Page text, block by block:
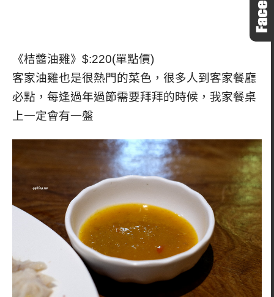
《桔醬油雞》$:220(單點價)
客家油雞也是很熱門的菜色，很多人到客家餐廳
必點，每逢過年過節需要拜拜的時候，我家餐桌
上一定會有一盤